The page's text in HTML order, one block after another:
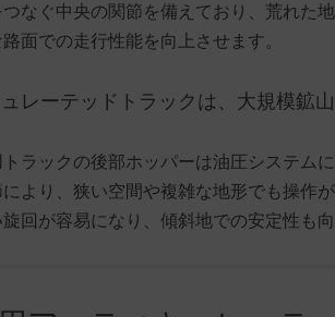
なぐ中央の関節を備えており、荒れ
面での走行性能を向上させます。
レーテッドトラックは、大規模鉱
ラックの後部ホッパーは油圧システム
より、狭い空間や複雑な地形でも操作
回が容易になり、傾斜地での安定性も向